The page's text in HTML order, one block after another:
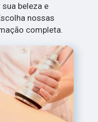
beleza e
nossas
completa.